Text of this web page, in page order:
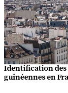
Identification des
guinéennes en